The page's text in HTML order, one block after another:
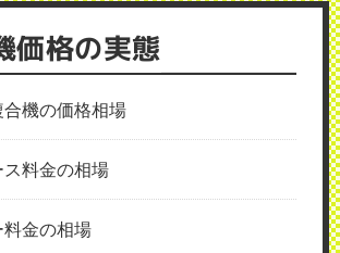
価格の実態
機の価格相場
料金の相場
料金の相場